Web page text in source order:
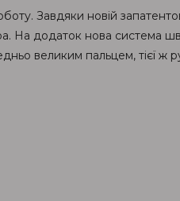
Завдяки новій
На додаток нова система
великим пальцем, тієї ж